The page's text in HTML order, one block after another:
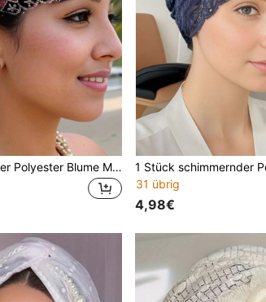
1 Stück lässiger Polyester Blume Muster Boho Kopftuch, Spitze Patchwork Design, elegant, bequem, atmungsaktiv, geeignet für den täglichen Gebrauch, Chemotherapie Haarbedeckung, Schlafhaube
31 übrig
4,98€